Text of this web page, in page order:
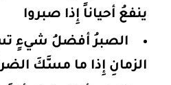
ينفعُ أحياناً إِذا صبروا
الصبرُ أفضلُ شيءٍ
الزمانِ إِذا ما مسَّكَ